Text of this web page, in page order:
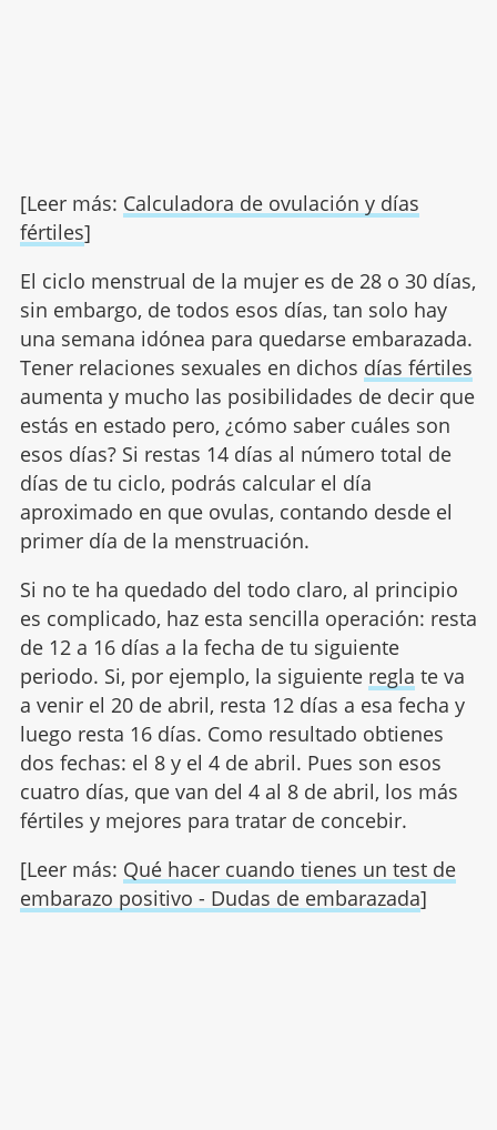
[Leer más: Calculadora de ovulación y días
fértiles]
El ciclo menstrual de la mujer es de 28 o 30 días,
sin embargo, de todos esos días, tan solo hay
una semana idónea para quedarse embarazada.
Tener relaciones sexuales en dichos días fértiles
aumenta y mucho las posibilidades de decir que
estás en estado pero, ¿cómo saber cuáles son
esos días? Si restas 14 días al número total de
días de tu ciclo, podrás calcular el día
aproximado en que ovulas, contando desde el
primer día de la menstruación.
Si no te ha quedado del todo claro, al principio
es complicado, haz esta sencilla operación: resta
de 12 a 16 días a la fecha de tu siguiente
periodo. Si, por ejemplo, la siguiente regla te va
a venir el 20 de abril, resta 12 días a esa fecha y
luego resta 16 días. Como resultado obtienes
dos fechas: el 8 y el 4 de abril. Pues son esos
cuatro días, que van del 4 al 8 de abril, los más
fértiles y mejores para tratar de concebir.
[Leer más: Qué hacer cuando tienes un test de
embarazo positivo - Dudas de embarazada]